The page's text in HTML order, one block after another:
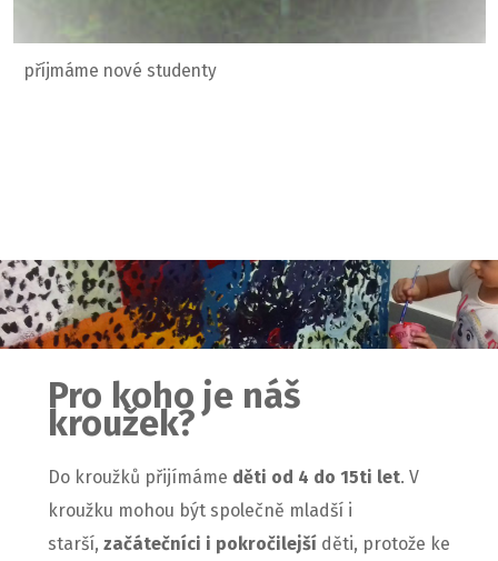
příjmáme nové studenty
Pro koho je náš
kroužek?
Do kroužků přijímáme děti od 4 do 15ti let. V
kroužku mohou být společně mladší i
starší, začátečníci i pokročilejšíděti, protože ke